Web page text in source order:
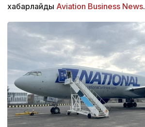
хабарлайды Aviation Business News.